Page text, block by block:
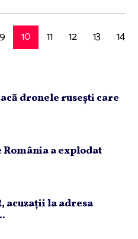
9 10 11 12 13 14
dronele ruseşti care
a explodat
acuzaţii la adresa